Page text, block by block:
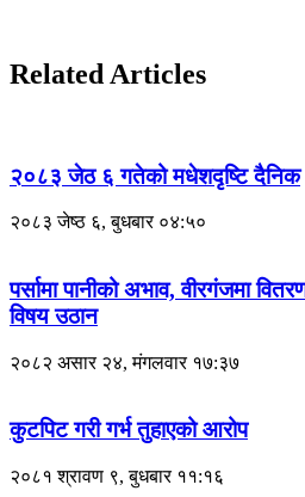
Related Articles
२०८३ जेठ ६ गतेको मधेशदृष्टि दैनिक
२०८३ जेष्ठ ६, बुधबार ०४:५०
पर्सामा पानीको अभाव, वीरगंजमा
विषय उठान
२०८२ असार २४, मंगलवार १७:३७
कुटपिट गरी गर्भ तुहाएको आरोप
२०८१ श्रावण ९, बुधबार ११:१६